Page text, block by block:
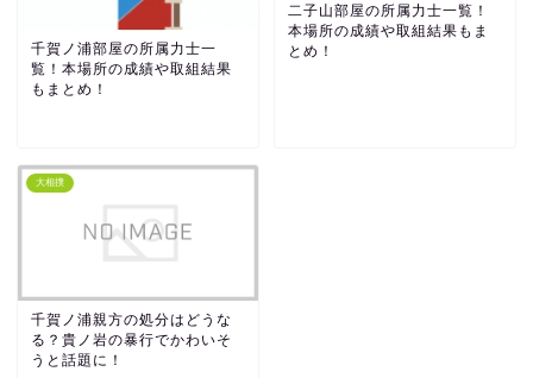
千賀ノ浦部屋の所属力士一
覧！本場所の成績や取組結果
もまとめ！
二子山部屋の所属力士一覧！
本場所の成績や取組結果もま
とめ！
大相撲
千賀ノ浦親方の処分はどうな
る？貴ノ岩の暴行でかわいそ
うと話題に！